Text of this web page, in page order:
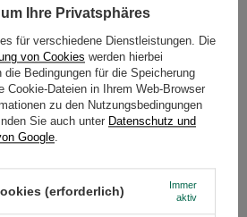
Ihre Privatsphäres
für verschiedene Dienstleistungen. Die
von Cookies werden hierbei
Bedingungen für die Speicherung
Cookie-Dateien in Ihrem Web-Browser
zu den Nutzungsbedingungen
Sie auch unter Datenschutz und
Google.
(erforderlich)
Immer
aktiv